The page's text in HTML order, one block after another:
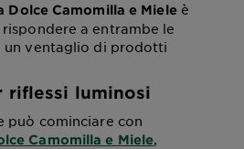
Dolce Camomilla e Mieleè
a entrambe le
un ventaglio di prodotti
riflessi luminosi
può cominciare con
Camomilla e Miele,